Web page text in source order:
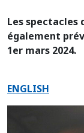
Les spectacles
également
1er mars 2024.
ENGLISH